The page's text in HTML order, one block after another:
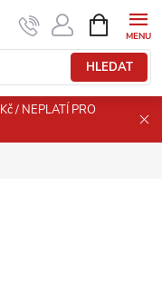
HLEDAT
NÁKUPNÍ
KOŠÍK
/ NEPLATÍ PRO